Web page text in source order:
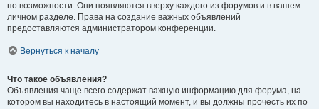
по возможности. Они появляются вверху каждого из форумов и в вашем
личном разделе. Права на создание важных объявлений
предоставляются администратором конференции.
Вернуться к началу
Что такое объявления?
Объявления чаще всего содержат важную информацию для форума, на
котором вы находитесь в настоящий момент, и вы должны прочесть их по